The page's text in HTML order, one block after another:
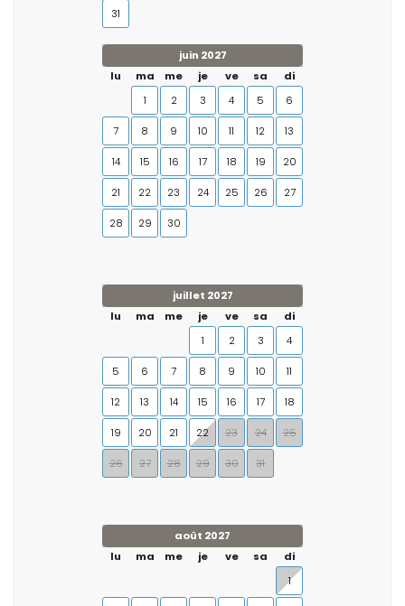
31
juin 2027
lu
ma me je ve sa
di
1
2 3 4 5 6
7 8 9 10 11 12 13
14 15 16 17 18 19 20
21 22 23 24 25 26 27
28 29 30
juillet 2027
lu
ma me je ve sa
di
1
2 3 4
5 6 7 8 9 10 11
12 13 14 15 16 17 18
19 20 21 22 23 24 25
26 27 28 29 30 31
août 2027
lu
ma me je ve sa
di
1